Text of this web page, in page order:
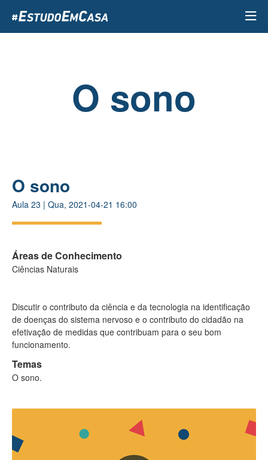
para
o
O sono
O sono
Aula 23 | Qua, 2021-04-21 16:00
Áreas de Conhecimento
Ciências Naturais
Discutir o contributo da ciência e da tecnologia na identificação
de doenças do sistema nervoso e o contributo do cidadão na
efetivação de medidas que contribuam para o seu bom
funcionamento.
Temas
O sono.